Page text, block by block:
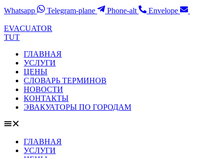
Whatsapp Telegram-plane Phone-alt Envelope
EVACUATOR
TUT
ГЛАВНАЯ
УСЛУГИ
ЦЕНЫ
СЛОВАРЬ ТЕРМИНОВ
НОВОСТИ
КОНТАКТЫ
ЭВАКУАТОРЫ ПО ГОРОДАМ
ГЛАВНАЯ
УСЛУГИ